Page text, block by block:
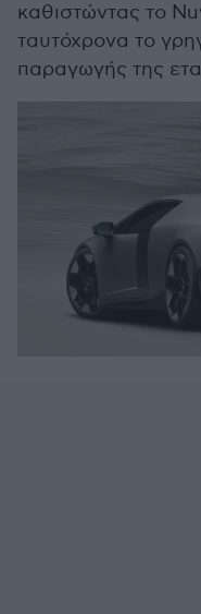
καθιστώντας το
ταυτόχρονα το
παραγωγής της